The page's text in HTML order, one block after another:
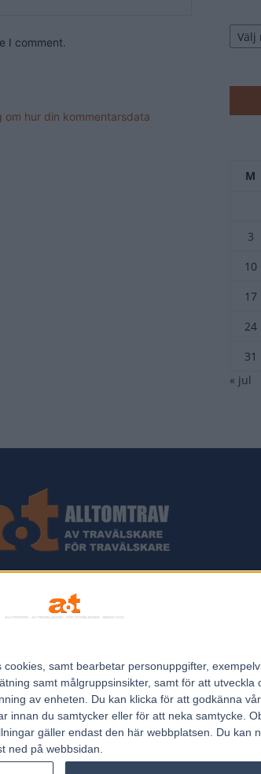
samt bearbetar personuppgifter,
samt målgruppsinsikter, samt för att utveckla
av enheten. Du kan klicka för att godkänna
innan du samtycker eller för att neka samtycke.
gäller endast den här webbplatsen. Du
ned på webbsidan.
I comment.
om hur din kommentarsdata
M
3
10
17
24
31
« jul
- Av Travälskare - sedan 2005.
oss:kontakt@regemedia.se